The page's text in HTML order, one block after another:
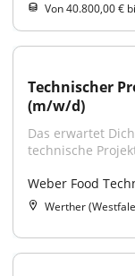
Von 40.800,00 €
Technischer
(m/w/d)
Das erwartet
technische
Weber Food
Werther